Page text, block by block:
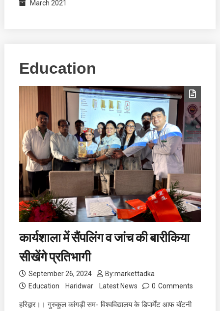
March 2021
Education
कार्यशाला में सैंपलिंग व जांच की बारीकिया
सीखेंगे प्रतिभागी
September 26, 2024 By:markettadka
Education
Haridwar Latest News 0 Comments
हरिद्वार।। गुरुकुल कांगड़ी सम- विश्वविद्यालय के डिपार्मेंट आफ बॉटनी